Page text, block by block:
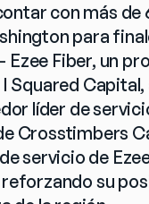
con más
para
Ezee Fiber, un
Squared
líder de
Crosstimbers
servicio de
su